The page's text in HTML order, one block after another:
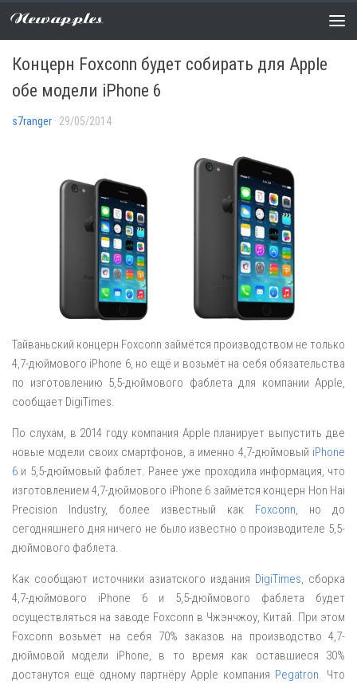
Newapples
СЛУХИ 0 COMMENTS
Концерн Foxconn будет собирать для Apple
обе модели iPhone 6
s7ranger · 29/05/2014
Тайваньский концерн Foxconn займётся производством не только
4,7-дюймового iPhone 6, но ещё и возьмёт на себя обязательства
по изготовлению 5,5-дюймового фаблета для компании Apple,
сообщает DigiTimes.
По слухам, в 2014 году компания Apple планирует выпустить две
новые модели своих смартфонов, а именно 4,7-дюймовый iPhone
6 и 5,5-дюймовый фаблет. Ранее уже проходила информация, что
изготовлением 4,7-дюймового iPhone 6 займётся концерн Hon Hai
Precision Industry, более известный как Foxconn , но до
сегодняшнего дня ничего не было известно о производителе 5,5-
дюймового фаблета.
Как сообщают источники азиатского издания DigiTimes , сборка
4,7-дюймового iPhone 6 и 5,5-дюймового фаблета будет
осуществляться на заводе Foxconn в Чжэнчжоу, Китай. При этом
Foxconn возьмёт на себя 70% заказов на производство 4,7-
дюймовой модели iPhone, в то время как оставшиеся 30%
достанутся ещё одному партнёру Apple компания Pegatron . Что